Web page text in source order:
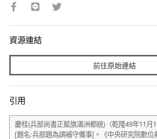
資源連結
前往原始連結
引用